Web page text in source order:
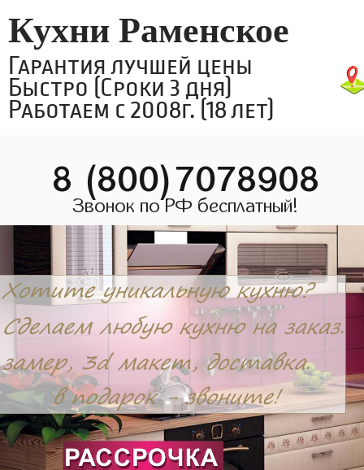
Кухни Раменское
Гарантия лучшей цены
Быстро (Сроки 3 дня)
Работаем с 2008г. (18 лет)
8 (800)7078908
Звонок по РФ бесплатный!